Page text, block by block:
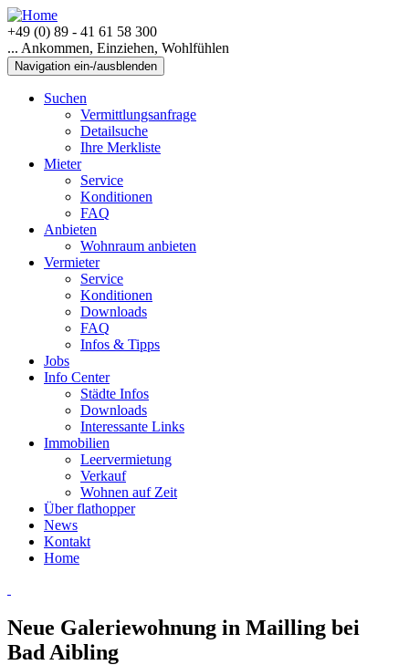
+49 (0) 89 - 41 61 58 300
... Ankommen, Einziehen, Wohlfühlen
Navigation ein-/ausblenden
Suchen
Vermittlungsanfrage
Detailsuche
Ihre Merkliste
Mieter
Service
Konditionen
FAQ
Anbieten
Wohnraum anbieten
Vermieter
Service
Konditionen
Downloads
FAQ
Infos & Tipps
Jobs
Info Center
Städte Infos
Downloads
Interessante Links
Immobilien
Leervermietung
Verkauf
Wohnen auf Zeit
Über flathopper
News
Kontakt
Home
Neue Galeriewohnung in Mailling bei
Bad Aibling